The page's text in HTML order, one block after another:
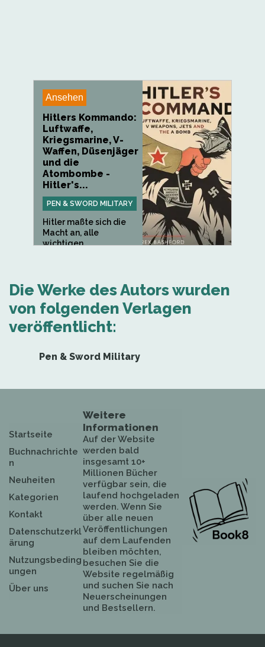
Ansehen
Hitlers Kommando:
Luftwaffe,
Kriegsmarine, V-
Waffen, Düsenjäger
und die
Atombombe -
Hitler's...
PEN & SWORD MILITARY
Hitler maßte sich die
Macht an, alle
wichtigen...
Die Werke des Autors wurden
von folgenden Verlagen
veröffentlicht:
Pen & Sword Military
Startseite
Buchnachrichte
n
Neuheiten
Kategorien
Kontakt
Datenschutzerkl
ärung
Nutzungsbeding
ungen
Über uns
Weitere
Informationen
Auf der Website
werden bald
insgesamt 10+
Millionen Bücher
verfügbar sein, die
laufend hochgeladen
werden. Wenn Sie
über alle neuen
Veröffentlichungen
auf dem Laufenden
bleiben möchten,
besuchen Sie die
Website regelmäßig
und suchen Sie nach
Neuerscheinungen
und Bestsellern.